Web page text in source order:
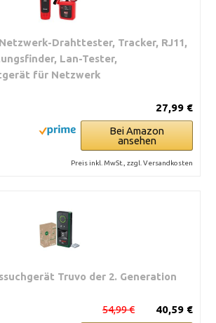
Netzwerk-Drahttester, Tracker, RJ11,
Lan-Tester,
für Netzwerk
27,99 €
Bei Amazon
ansehen
Preis inkl. MwSt., zzgl. Versandkosten
Truvo der 2. Generation
40,59 €
54,99 €